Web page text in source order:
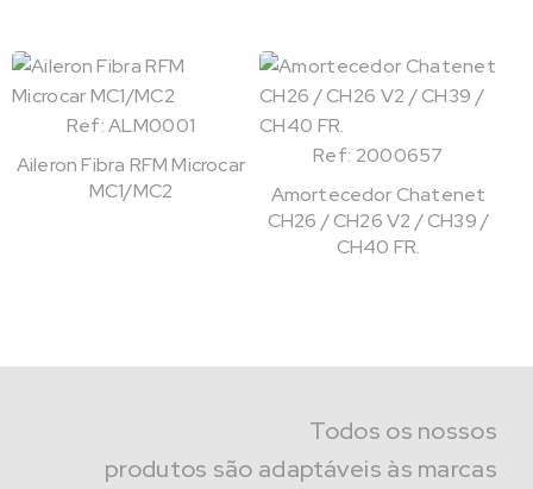
Ref: ALM0001
Aileron Fibra RFM Microcar
MC1/MC2
Ref: 2000657
Amortecedor Chatenet
CH26 / CH26 V2 / CH39 /
CH40 FR.
Todos os nossos
produtos são adaptáveis às marcas